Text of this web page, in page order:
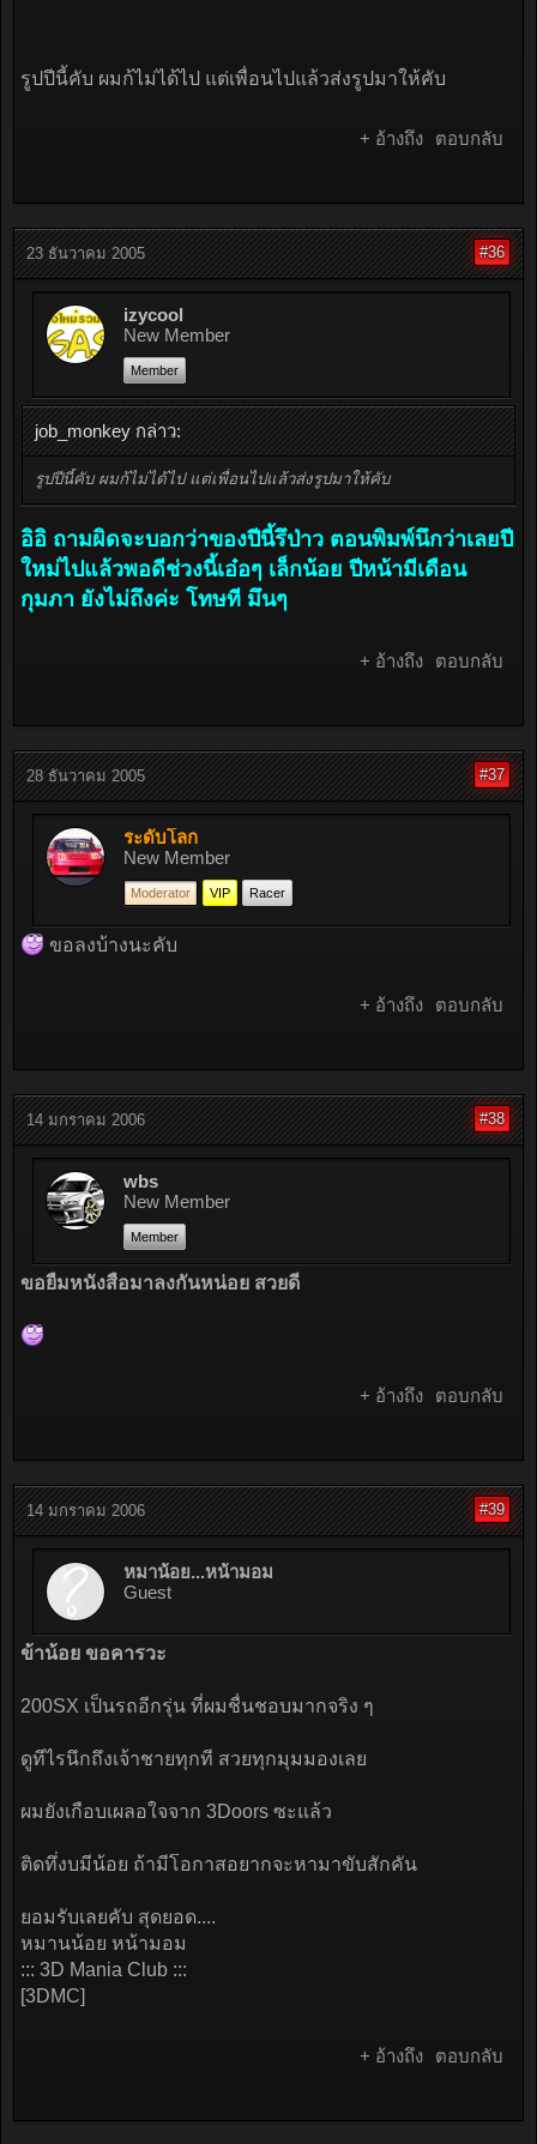
รูปปีนี้คับ ผมก้ไม่ได้ไป แต่เพื่อนไปแล้วส่งรูปมาให้คับ
+ อ้างถึง ตอบกลับ
23 ธันวาคม 2005 #36
izycool
New Member
Member
job_monkey กล่าว:
รูปปีนี้คับ ผมก้ไม่ได้ไป แต่เพื่อนไปแล้วส่งรูปมาให้คับ
อิอิ ถามผิดจะบอกว่าของปีนี้รึป่าว ตอนพิมพ์นึกว่าเลยปี
ใหม่ไปแล้วพอดีช่วงนี้เอ๋อๆ เล็กน้อย ปีหน้ามีเดือน
กุมภา ยังไม่ถึงค่ะ โทษที มึนๆ
+ อ้างถึง ตอบกลับ
28 ธันวาคม 2005 #37
ระดับโลก
New Member
Moderator VIP Racer
ขอลงบ้างนะคับ
+ อ้างถึง ตอบกลับ
14 มกราคม 2006 #38
wbs
New Member
Member
ขอยืมหนังสือมาลงกันหน่อย สวยดี
+ อ้างถึง ตอบกลับ
14 มกราคม 2006 #39
หมาน้อย...หน้ามอม
Guest
ข้าน้อย ขอคารวะ
200SX เป็นรถอีกรุ่น ที่ผมชื่นชอบมากจริง ๆ
ดูทีไรนึกถึงเจ้าชายทุกที สวยทุกมุมมองเลย
ผมยังเกือบเผลอใจจาก 3Doors ซะแล้ว
ติดทึ่งบมีน้อย ถ้ามีโอกาสอยากจะหามาขับสักคัน
ยอมรับเลยคับ สุดยอด....
หมานน้อย หน้ามอม
::: 3D Mania Club :::
[3DMC]
+ อ้างถึง ตอบกลับ